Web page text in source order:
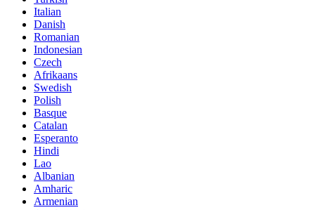
Italian
Danish
Romanian
Indonesian
Czech
Afrikaans
Swedish
Polish
Basque
Catalan
Esperanto
Hindi
Lao
Albanian
Amharic
Armenian